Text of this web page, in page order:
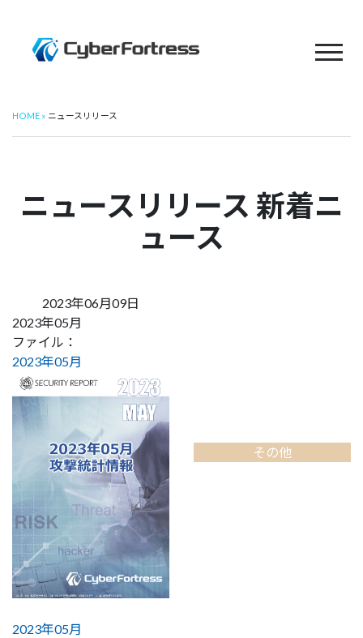
HOME ニュースリリース
ニュースリリース 新着ニ
ュース
2023年06月09日
2023年05月
ファイル：
2023年05月
その他
2023年05月